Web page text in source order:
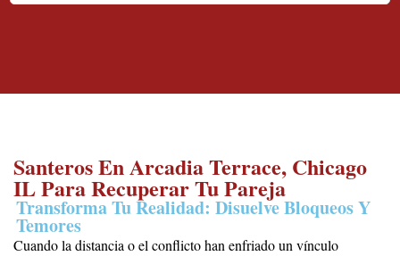
Santeros En Arcadia Terrace, Chicago
IL Para Recuperar Tu Pareja
Transforma Tu Realidad: Disuelve Bloqueos Y
Temores
Cuando la distancia o el conflicto han enfriado un vínculo